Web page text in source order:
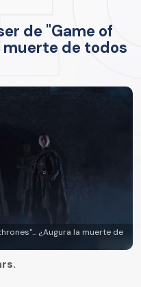
de "Game of
muerte de todos
¿Augura la muerte de